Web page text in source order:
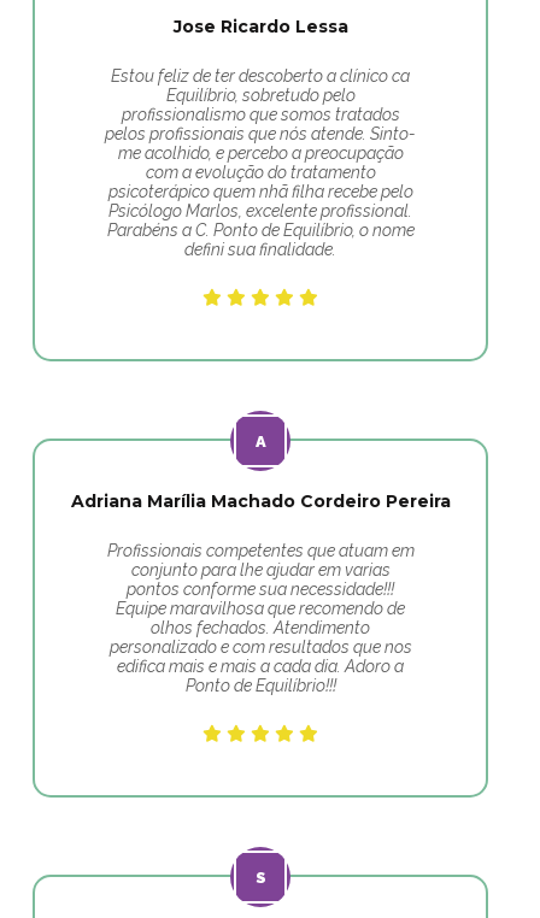
Jose Ricardo Lessa
Estou feliz de ter descoberto a clínico ca
Equilíbrio, sobretudo pelo
profissionalismo que somos tratados
pelos profissionais que nós atende. Sinto-
me acolhido, e percebo a preocupação
com a evolução do tratamento
psicoterápico quem nhã filha recebe pelo
Psicólogo Marlos, excelente profissional.
Parabéns a C. Ponto de Equilíbrio, o nome
defini sua finalidade.
Adriana Marília Machado Cordeiro Pereira
Profissionais competentes que atuam em
conjunto para lhe ajudar em varias
pontos conforme sua necessidade!!!
Equipe maravilhosa que recomendo de
olhos fechados. Atendimento
personalizado e com resultados que nos
edifica mais e mais a cada dia. Adoro a
Ponto de Equilíbrio!!!